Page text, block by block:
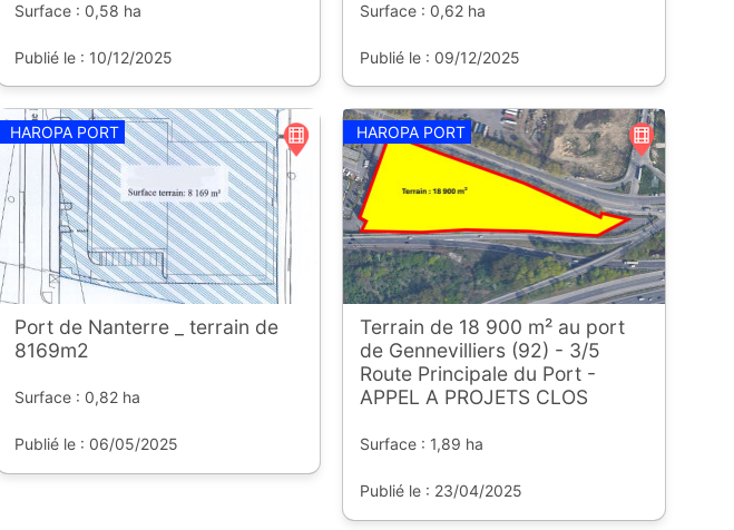
Surface : 0,58 ha
Publié le : 10/12/2025
Surface : 0,62 ha
Publié le : 09/12/2025
HAROPA PORT
Port de Nanterre _ terrain de
8169m2
Surface : 0,82 ha
Publié le : 06/05/2025
HAROPA PORT
Terrain de 18 900 m² au port
de Gennevilliers (92) - 3/5
Route Principale du Port -
APPEL A PROJETS CLOS
Surface : 1,89 ha
Publié le : 23/04/2025